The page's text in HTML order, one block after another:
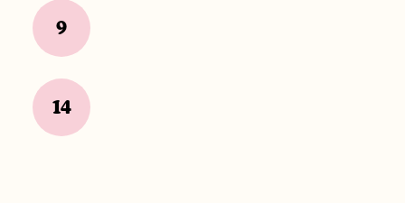
9
14